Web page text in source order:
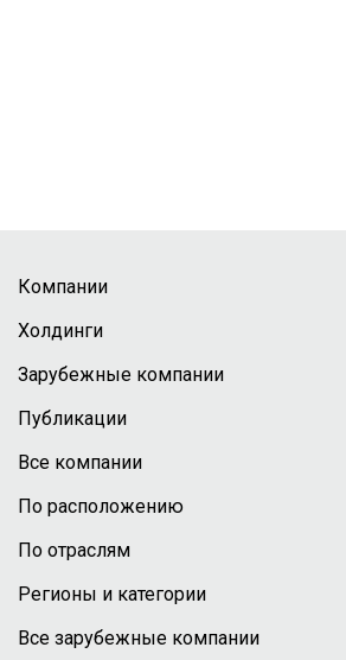
Компании
Холдинги
Зарубежные компании
Публикации
Все компании
По расположению
По отраслям
Регионы и категории
Все зарубежные компании